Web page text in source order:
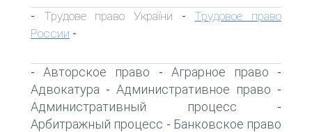
- Трудове право України - Трудовое право
России -
-Авторское право - Аграрное право -
Адвокатура - Административное право -
Административный процесс -
Арбитражный процесс - Банковское право